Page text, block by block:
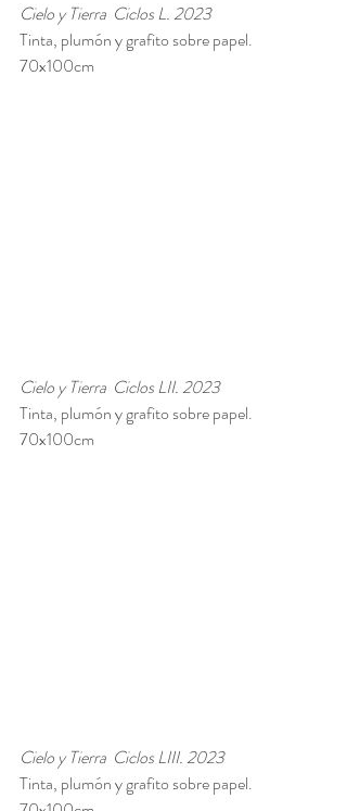
Cielo y Tierra  Ciclos L. 2023
Tinta, plumón y grafito sobre papel.
70x100cm
Cielo y Tierra  Ciclos LII. 2023
Tinta, plumón y grafito sobre papel.
70x100cm
Cielo y Tierra  Ciclos LIII. 2023
Tinta, plumón y grafito sobre papel.